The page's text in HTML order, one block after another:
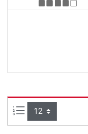
Artikel pr. side: